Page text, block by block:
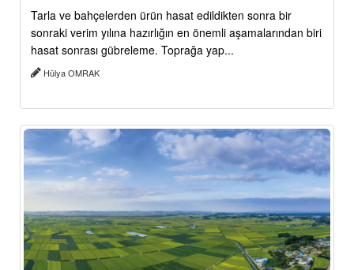
Tarla ve bahçelerden ürün hasat edildikten sonra bir
sonraki verim yılına hazırlığın en önemli aşamalarından biri
hasat sonrası gübreleme. Toprağa yap...
Hülya OMRAK